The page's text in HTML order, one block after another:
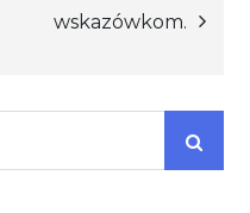
wskazówkom.